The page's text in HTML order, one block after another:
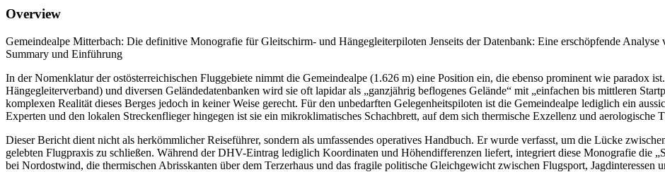
Overview
Gemeindealpe Mitterbach: Die definitive Monografie für Gleitschirm- und Hängegleiterpiloten Jenseits der Datenbank: Eine erschöpfende
Summary und Einführung
In der Nomenklatur der ostösterreichischen Fluggebiete nimmt die Gemeindealpe (1.626 m) eine Position ein, die ebenso prominent wie paradox
Hängegleiterverband) und diversen Geländedatenbanken wird sie oft lapidar als „ganzjährig beflogenes Gelände“ mit „einfachen bis mittleren
komplexen Realität dieses Berges jedoch in keiner Weise gerecht. Für den unbedarften Gelegenheitspiloten ist die Gemeindealpe lediglich ein
Experten und den lokalen Streckenflieger hingegen ist sie ein mikroklimatisches Schachbrett, auf dem sich thermische Exzellenz und aerologische
Dieser Bericht dient nicht als herkömmlicher Reiseführer, sondern als umfassendes operatives Handbuch. Er wurde verfasst, um die Lücke
gelebten Flugpraxis zu schließen. Während der DHV-Eintrag lediglich Koordinaten und Höhendifferenzen liefert, integriert diese Monografie die
bei Nordostwind, die thermischen Abrisskanten über dem Terzerhaus und das fragile politische Gleichgewicht zwischen Flugsport, Jagdinteressen